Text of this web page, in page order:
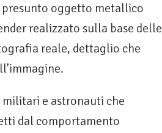
presunto oggetto metallico
realizzato sulla base delle
reale, dettaglio che
e astronauti che
dal comportamento